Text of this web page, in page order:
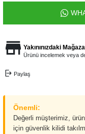
Yakınınızdaki
Ürünü incelemek veya
Paylaş
Önemli:
Değerli müşterimiz,
için güvenlik kilidi